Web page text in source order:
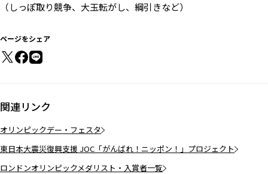
（しっぽ取り競争、大玉転がし、綱引きなど）
ページをシェア
関連リンク
オリンピックデー・フェスタ
東日本大震災復興支援 JOC「がんばれ！ニッポン！」プロジェクト
ロンドンオリンピックメダリスト・入賞者一覧